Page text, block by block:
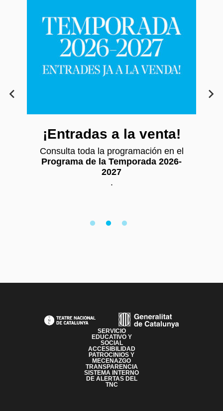
¡Entradas a la venta!
Consulta toda la programación en el
Programa de la Temporada 2026-
2027
.
1 2 3
SERVICIO
EDUCATIVO Y
SOCIAL
ACCESIBILIDAD
PATROCINIOS Y
MECENAZGO
TRANSPARENCIA
SISTEMA INTERNO
DE ALERTAS DEL
TNC